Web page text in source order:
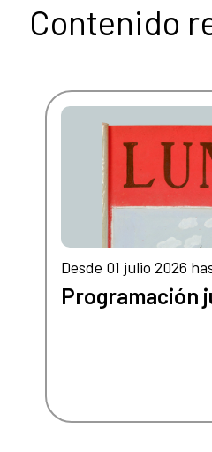
Contenido
Desde 01 julio 2026
Programación